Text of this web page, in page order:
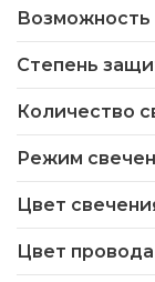
Возможность
Степень
Количество
Режим
Цвет
Цвет